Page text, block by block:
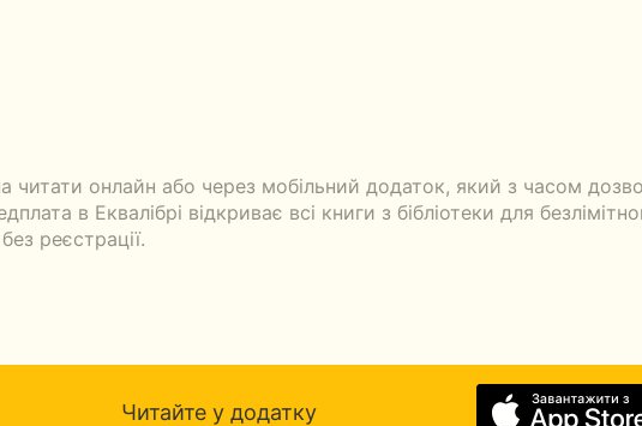
онлайн або через мобільний додаток, який з часом
в Еквалібрі відкриває всі книги з бібліотеки для
реєстрації.
Читайте у додатку